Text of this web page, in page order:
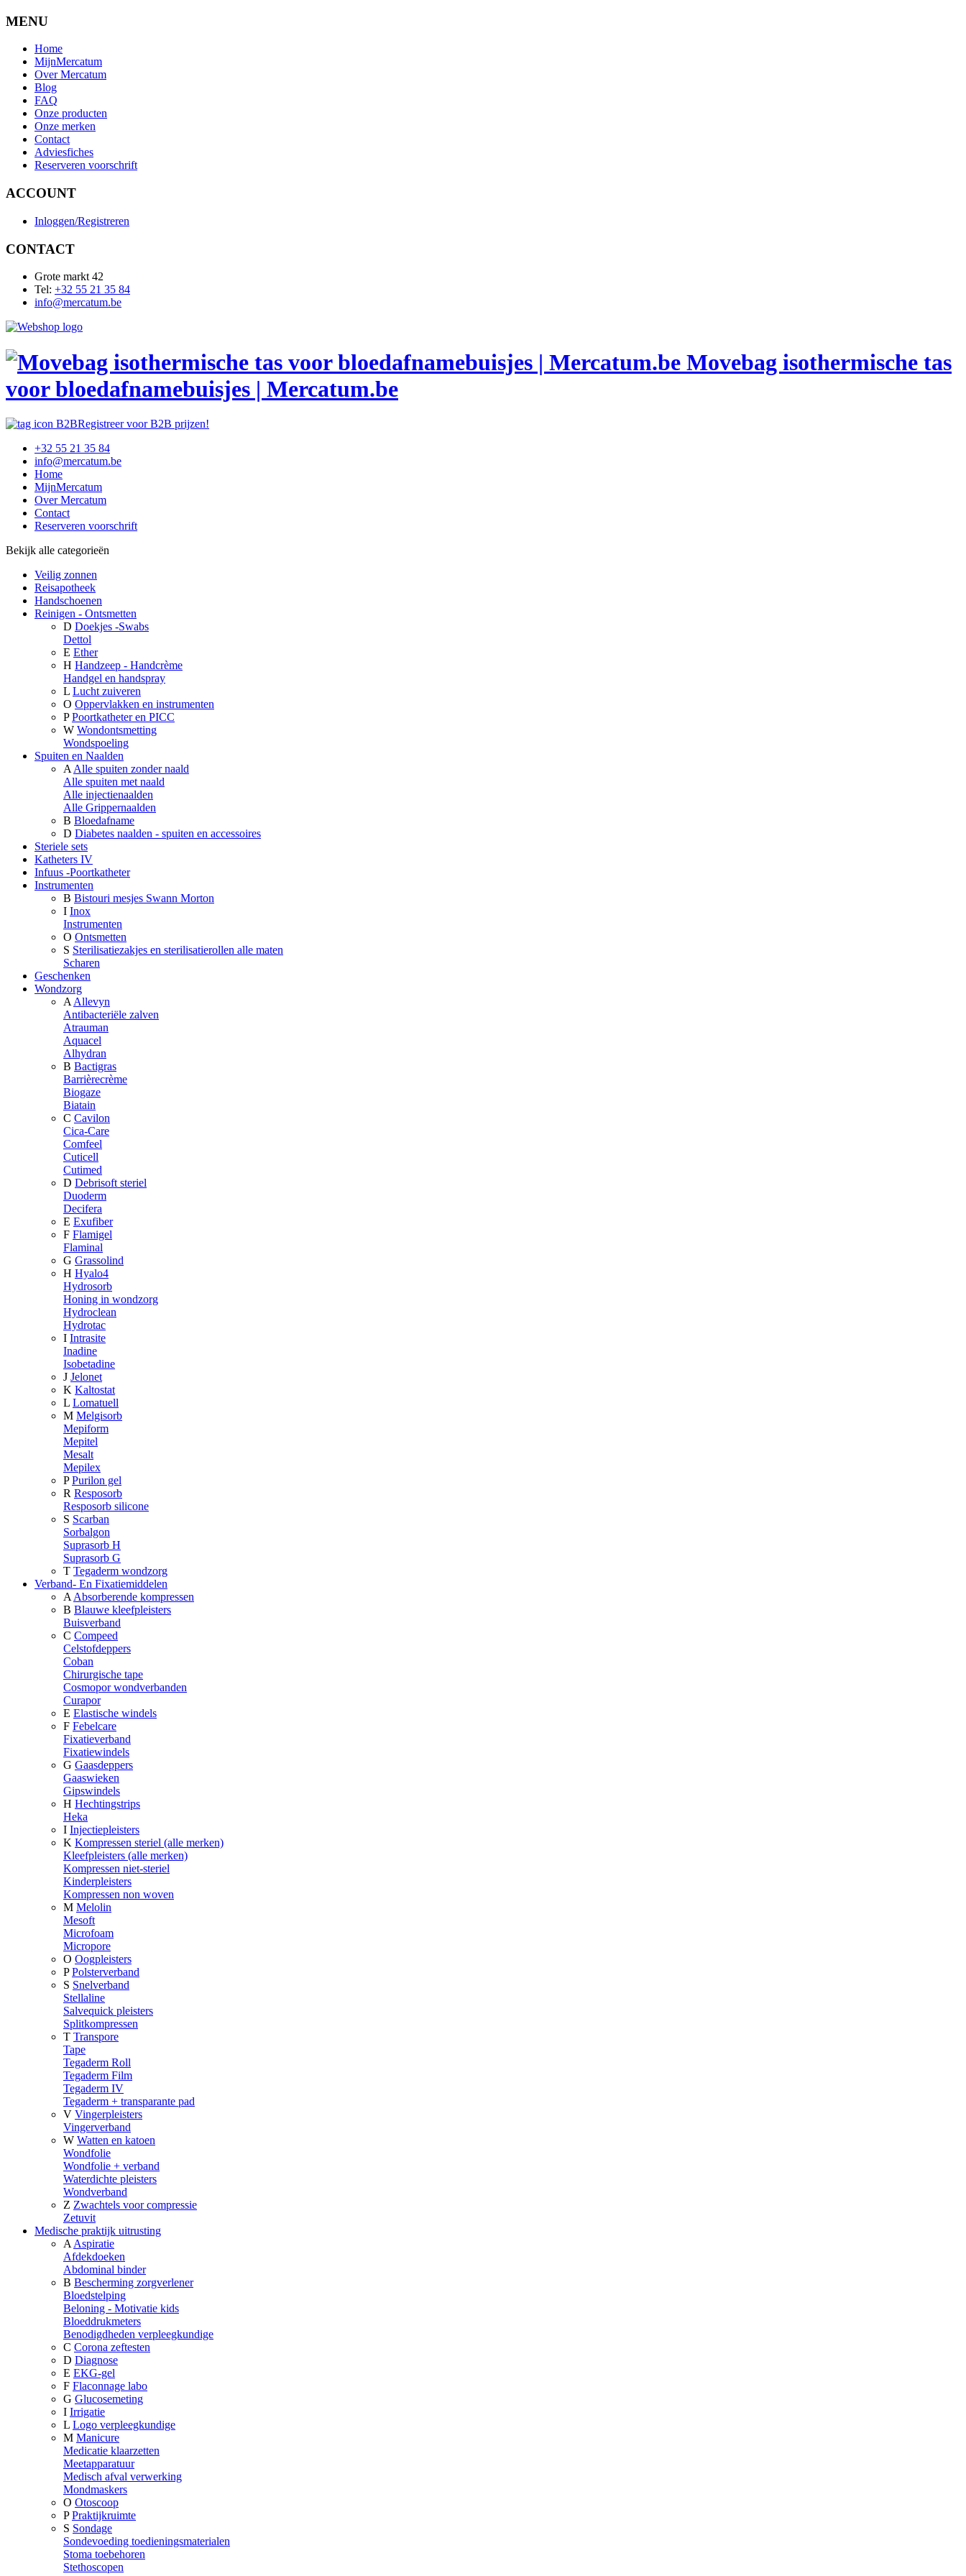
MENU
Home
MijnMercatum
Over Mercatum
Blog
FAQ
Onze producten
Onze merken
Contact
Adviesfiches
Reserveren voorschrift
ACCOUNT
Inloggen/Registreren
CONTACT
Grote markt 42
Tel: +32 55 21 35 84
info@mercatum.be
Movebag isothermische tas
voor bloedafnamebuisjes | Mercatum.be
Registreer voor B2B prijzen!
+32 55 21 35 84
info@mercatum.be
Home
MijnMercatum
Over Mercatum
Contact
Reserveren voorschrift
Bekijk alle categorieën
Veilig zonnen
Reisapotheek
Handschoenen
Reinigen - Ontsmetten
D Doekjes -Swabs
Dettol
E Ether
H Handzeep - Handcrème
Handgel en handspray
L Lucht zuiveren
O Oppervlakken en instrumenten
P Poortkatheter en PICC
W Wondontsmetting
Wondspoeling
Spuiten en Naalden
A Alle spuiten zonder naald
Alle spuiten met naald
Alle injectienaalden
Alle Grippernaalden
B Bloedafname
D Diabetes naalden - spuiten en accessoires
Steriele sets
Katheters IV
Infuus -Poortkatheter
Instrumenten
B Bistouri mesjes Swann Morton
I Inox
Instrumenten
O Ontsmetten
S Sterilisatiezakjes en sterilisatierollen alle maten
Scharen
Geschenken
Wondzorg
A Allevyn
Antibacteriële zalven
Atrauman
Aquacel
Alhydran
B Bactigras
Barrièrecrème
Biogaze
Biatain
C Cavilon
Cica-Care
Comfeel
Cuticell
Cutimed
D Debrisoft steriel
Duoderm
Decifera
E Exufiber
F Flamigel
Flaminal
G Grassolind
H Hyalo4
Hydrosorb
Honing in wondzorg
Hydroclean
Hydrotac
I Intrasite
Inadine
Isobetadine
J Jelonet
K Kaltostat
L Lomatuell
M Melgisorb
Mepiform
Mepitel
Mesalt
Mepilex
P Purilon gel
R Resposorb
Resposorb silicone
S Scarban
Sorbalgon
Suprasorb H
Suprasorb G
T Tegaderm wondzorg
Verband- En Fixatiemiddelen
A Absorberende kompressen
B Blauwe kleefpleisters
Buisverband
C Compeed
Celstofdeppers
Coban
Chirurgische tape
Cosmopor wondverbanden
Curapor
E Elastische windels
F Febelcare
Fixatieverband
Fixatiewindels
G Gaasdeppers
Gaaswieken
Gipswindels
H Hechtingstrips
Heka
I Injectiepleisters
K Kompressen steriel (alle merken)
Kleefpleisters (alle merken)
Kompressen niet-steriel
Kinderpleisters
Kompressen non woven
M Melolin
Mesoft
Microfoam
Micropore
O Oogpleisters
P Polsterverband
S Snelverband
Stellaline
Salvequick pleisters
Splitkompressen
T Transpore
Tape
Tegaderm Roll
Tegaderm Film
Tegaderm IV
Tegaderm + transparante pad
V Vingerpleisters
Vingerverband
W Watten en katoen
Wondfolie
Wondfolie + verband
Waterdichte pleisters
Wondverband
Z Zwachtels voor compressie
Zetuvit
Medische praktijk uitrusting
A Aspiratie
Afdekdoeken
Abdominal binder
B Bescherming zorgverlener
Bloedstelping
Beloning - Motivatie kids
Bloeddrukmeters
Benodigdheden verpleegkundige
C Corona zeftesten
D Diagnose
E EKG-gel
F Flaconnage labo
G Glucosemeting
I Irrigatie
L Logo verpleegkundige
M Manicure
Medicatie klaarzetten
Meetapparatuur
Medisch afval verwerking
Mondmaskers
O Otoscoop
P Praktijkruimte
S Sondage
Sondevoeding toedieningsmaterialen
Stoma toebehoren
Stethoscopen